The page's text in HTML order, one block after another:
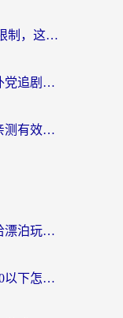
海外党必看：破解CCTV5地区限制，这样看欧洲杯奥运直播才够爽！
优酷缓存视频国外能看吗？海外党追剧看片的终极解决方案来了
海外怎么看优酷视频？留学生亲测有效的回国加速器选择指南
海外玩失落城堡加速器：一份给漂泊玩家的网络自救指南
新大话西游2国外加速器延迟100以下怎么办？海外党实测有效的低延迟指南